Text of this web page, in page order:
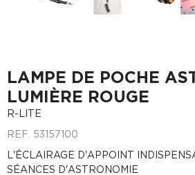
LAMPE DE POCHE
LUMIÈRE ROUGE
R-LITE
REF. 53157100
L'ÉCLAIRAGE D'APPOINT
SÉANCES D'ASTRONOMIE